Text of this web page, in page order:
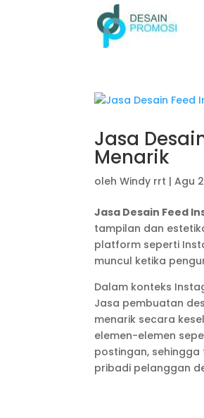
Jasa
Menarik
olehWindy rrt |Agu
Jasa Desain Feed
tampilan dan
platform seperti
muncul ketika
Dalam konteks
Jasa pembuatan
menarik secara
elemen-elemen
postingan,
pribadi pelanggan